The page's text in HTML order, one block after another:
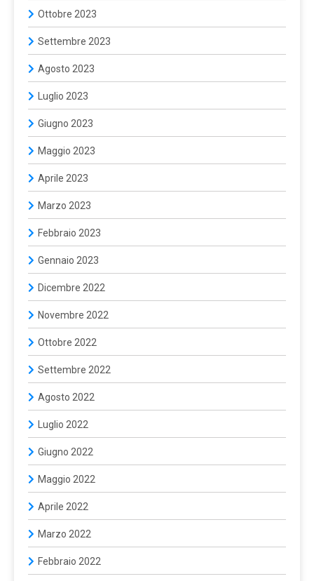
Ottobre 2023
Settembre 2023
Agosto 2023
Luglio 2023
Giugno 2023
Maggio 2023
Aprile 2023
Marzo 2023
Febbraio 2023
Gennaio 2023
Dicembre 2022
Novembre 2022
Ottobre 2022
Settembre 2022
Agosto 2022
Luglio 2022
Giugno 2022
Maggio 2022
Aprile 2022
Marzo 2022
Febbraio 2022